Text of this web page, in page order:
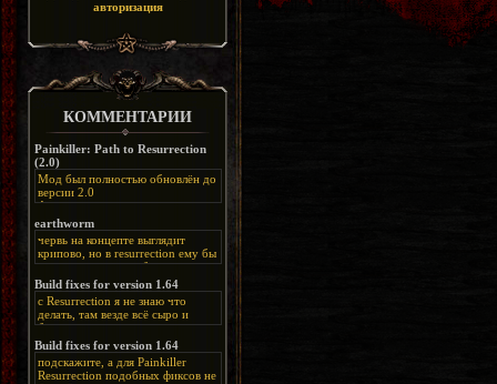
авторизация
КОММЕНТАРИИ
Painkiller: Path to Resurrection
(2.0)
Мод был полностью обновлён до
версии 2.0
Альтернативная
ссылка:
FzzDkRlC8Q
earthworm
червь на концепте выглядит
крипово, но в resurrection ему бы
нашлось место, особенно в
каких-нибудь подземных
катакомбах. жаль, что половину
задумок там вырезали, зато и
рпгшности меньше. build fixes
спасибо что перезалили на
яндекс. а вот в комментах на
сайте у меня пару раз вылезала
Build fixes for version 1.64
с Resurrection я не знаю что
делать, там везде всё сыро и
баговано, от чего и заниматься
этим не хочется, тут либо играть
как есть или искать патчи для
этого дополнения на moddb,
либо же на крайняк играть мод
Build fixes for version 1.64
подскажите, а для Painkiller
Resurrection подобных фиксов не